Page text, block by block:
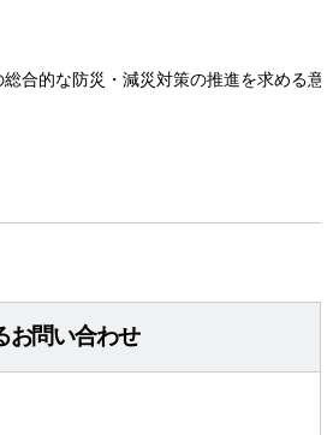
総合的な防災・減災対策の推進を求める意
お問い合わせ